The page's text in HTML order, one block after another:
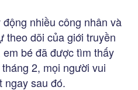
nhiều công nhân và
theo dõi của giới truyền
bé đã được tìm thấy
2, mọi người vui
ngay sau đó.